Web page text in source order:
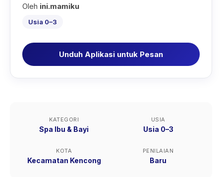
Oleh ini.mamiku
Usia 0–3
Unduh Aplikasi untuk Pesan
KATEGORI
Spa Ibu & Bayi
USIA
Usia 0–3
KOTA
Kecamatan Kencong
PENILAIAN
Baru